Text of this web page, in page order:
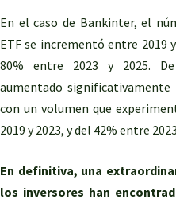
En el caso de Bankinter, el
ETF se incrementó entre 2019
80% entre 2023 y 2025.
aumentado significativamente
con un volumen que
2019 y 2023, y del 42% entre
En definitiva, una
los inversores han